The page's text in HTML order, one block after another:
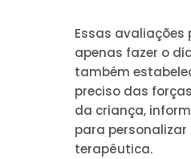
Essas avaliações
apenas fazer o
também
preciso das
da criança,
para
terapêutica.